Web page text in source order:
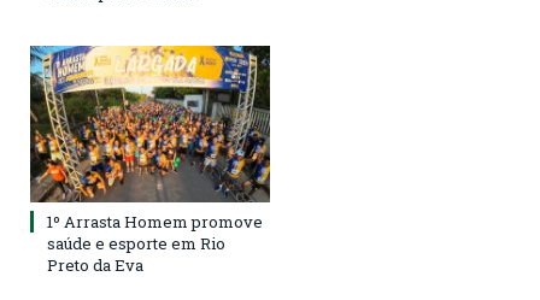
1º Arrasta Homem promove
saúde e esporte em Rio
Preto da Eva